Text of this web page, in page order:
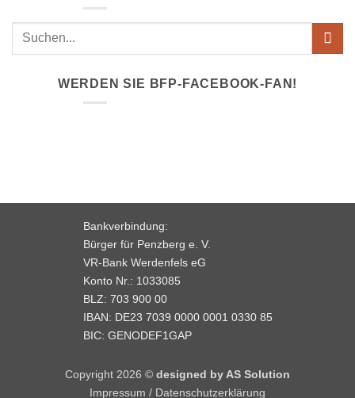
WERDEN SIE BFP-FACEBOOK-FAN!
Bankverbindung:
Bürger für Penzberg e. V.
VR-Bank Werdenfels eG
Konto Nr.: 1033085
BLZ: 703 900 00
IBAN: DE23 7039 0000 0001 0330 85
BIC: GENODEF1GAP
Copyright 2026 © designed by AS Solution
Impressum / Datenschutzerklärung